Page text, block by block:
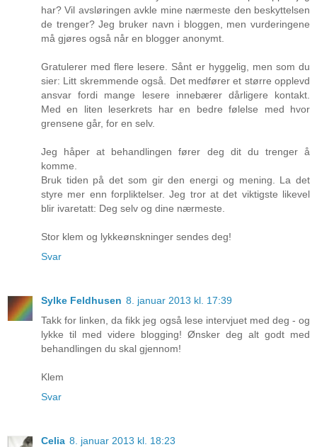
har? Vil avsløringen avkle mine nærmeste den beskyttelsen
de trenger? Jeg bruker navn i bloggen, men vurderingene
må gjøres også når en blogger anonymt.
Gratulerer med flere lesere. Sånt er hyggelig, men som du
sier: Litt skremmende også. Det medfører et større opplevd
ansvar fordi mange lesere innebærer dårligere kontakt.
Med en liten leserkrets har en bedre følelse med hvor
grensene går, for en selv.
Jeg håper at behandlingen fører deg dit du trenger å
komme.
Bruk tiden på det som gir den energi og mening. La det
styre mer enn forpliktelser. Jeg tror at det viktigste likevel
blir ivaretatt: Deg selv og dine nærmeste.
Stor klem og lykkeønskninger sendes deg!
Svar
Sylke Feldhusen 8. januar 2013 kl. 17:39
Takk for linken, da fikk jeg også lese intervjuet med deg - og
lykke til med videre blogging! Ønsker deg alt godt med
behandlingen du skal gjennom!
Klem
Svar
Celia 8. januar 2013 kl. 18:23